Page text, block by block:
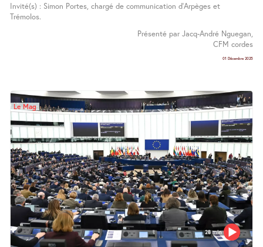
Invité(s) : Simon Portes, chargé de communication d’Arpèges et
Trémolos.
Présenté par Jacq-André Nguegan,
CFM cordes
01 Décembre 2025
28 min
Le Mag